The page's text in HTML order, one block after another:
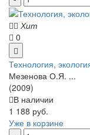
Хит
0
Технология,
Мезенова О.Я. ...
(2009)
В наличии
1 188 руб.
Уже в корзине